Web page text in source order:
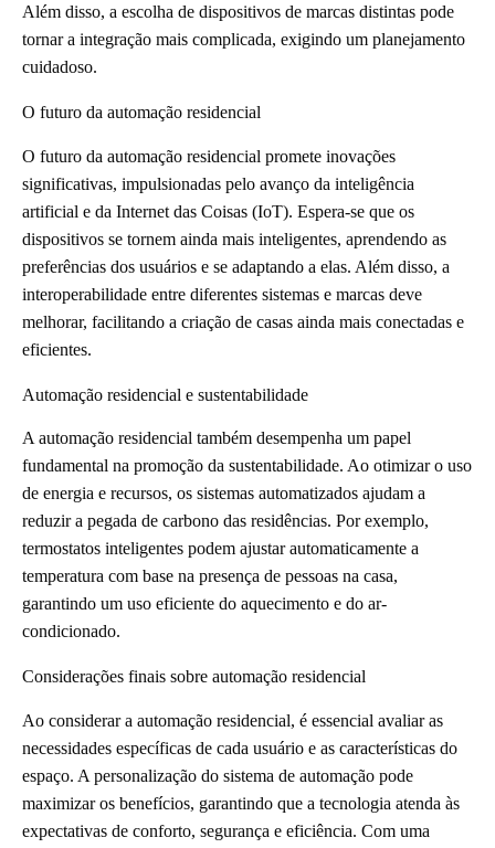
Além disso, a escolha de dispositivos de marcas distintas pode
tornar a integração mais complicada, exigindo um planejamento
cuidadoso.
O futuro da automação residencial
O futuro da automação residencial promete inovações
significativas, impulsionadas pelo avanço da inteligência
artificial e da Internet das Coisas (IoT). Espera-se que os
dispositivos se tornem ainda mais inteligentes, aprendendo as
preferências dos usuários e se adaptando a elas. Além disso, a
interoperabilidade entre diferentes sistemas e marcas deve
melhorar, facilitando a criação de casas ainda mais conectadas e
eficientes.
Automação residencial e sustentabilidade
A automação residencial também desempenha um papel
fundamental na promoção da sustentabilidade. Ao otimizar o uso
de energia e recursos, os sistemas automatizados ajudam a
reduzir a pegada de carbono das residências. Por exemplo,
termostatos inteligentes podem ajustar automaticamente a
temperatura com base na presença de pessoas na casa,
garantindo um uso eficiente do aquecimento e do ar-
condicionado.
Considerações finais sobre automação residencial
Ao considerar a automação residencial, é essencial avaliar as
necessidades específicas de cada usuário e as características do
espaço. A personalização do sistema de automação pode
maximizar os benefícios, garantindo que a tecnologia atenda às
expectativas de conforto, segurança e eficiência. Com uma